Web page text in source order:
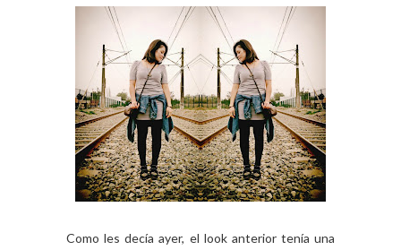
Como les decía ayer, el look anterior tenía una